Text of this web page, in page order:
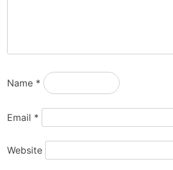
Name *
Email *
Website